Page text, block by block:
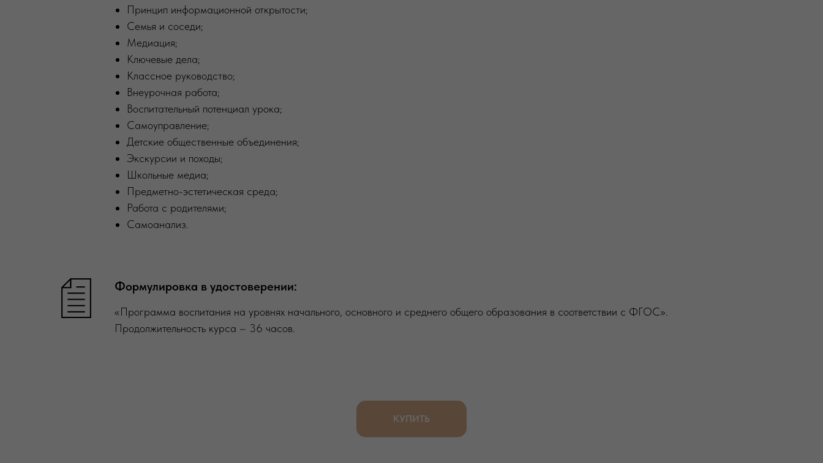
Принцип информационной открытости;
Семья и соседи;
Медиация;
Ключевые дела;
Классное руководство;
Внеурочная работа;
Воспитательный потенциал урока;
Самоуправление;
Детские общественные объединения;
Экскурсии и походы;
Школьные медиа;
Предметно-эстетическая среда;
Работа с родителями;
Самоанализ.
Формулировка в удостоверении:
«Программа воспитания на уровнях начального, основного и среднего общего образования в соответствии с ФГОС».
Продолжительность курса – 36 часов.
КУПИТЬ